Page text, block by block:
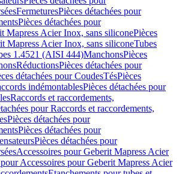
FermeturesPièces détachées pour
Pièces détachées pour
Mapress Acier Inox, sans siliconePièces
Mapress Acier Inox, sans siliconeTubes
1.4521 (AISI 444)ManchonsPièces
RéductionsPièces détachées pour
détachées pour CoudesTésPièces
indémontablesPièces détachées pour
Raccords et raccordements,
pour Raccords et raccordements,
Pièces détachées pour
Pièces détachées pour
Pièces détachées pour
Accessoires pour Geberit Mapress Acier
pour Accessoires pour Geberit Mapress Acier